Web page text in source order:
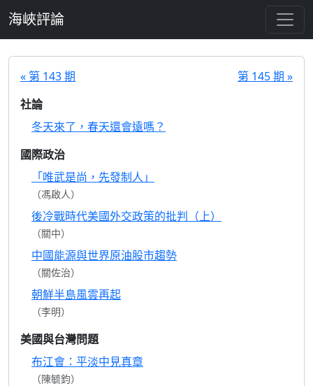
海峽評論
« 第 143 期
第 145 期 »
社論
冬天來了，春天還會遠嗎？
國際政治
「唯武是尚，先發制人」
（馮啟人）
後冷戰時代美國外交政策的批判（上）
（關中）
中國能源與世界原油股市趨勢
（關佐治）
朝鮮半島風雲再起
（李明）
美國與台灣問題
布江會：平淡中見真章
（陳毓鈞）